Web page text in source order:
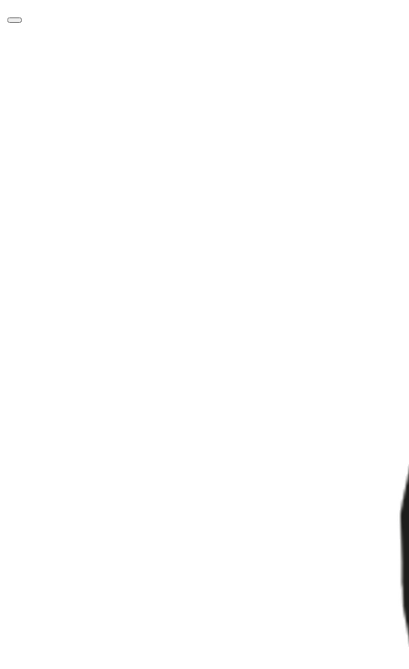
Skip
Menu